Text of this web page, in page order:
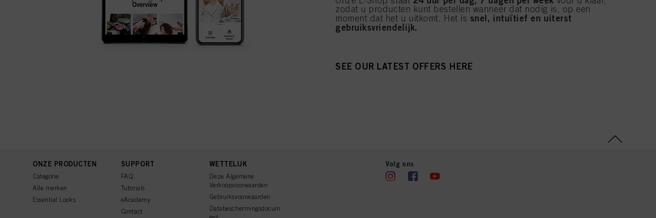
zodat u producten kunt bestellen wanneer dat nodig is, op een
moment dat het u uitkomt. Het is snel, intuïtief en uiterst
gebruiksvriendelijk.
SEE OUR LATEST OFFERS HERE
ONZE PRODUCTEN
Categorie
Alle merken
Essential Looks
SUPPORT
FAQ
Tutorials
eAcademy
Contact
WETTELIJK
Deze Algemene
Verkoopvoorwaarden
Gebruiksvoorwaarden
Databeschermingsdocum
Volg ons